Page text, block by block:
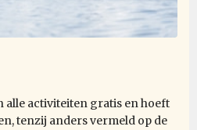
there were a few
or it was really unpleasant.
alle activiteiten gratis en hoeft
tenzij anders vermeld op de